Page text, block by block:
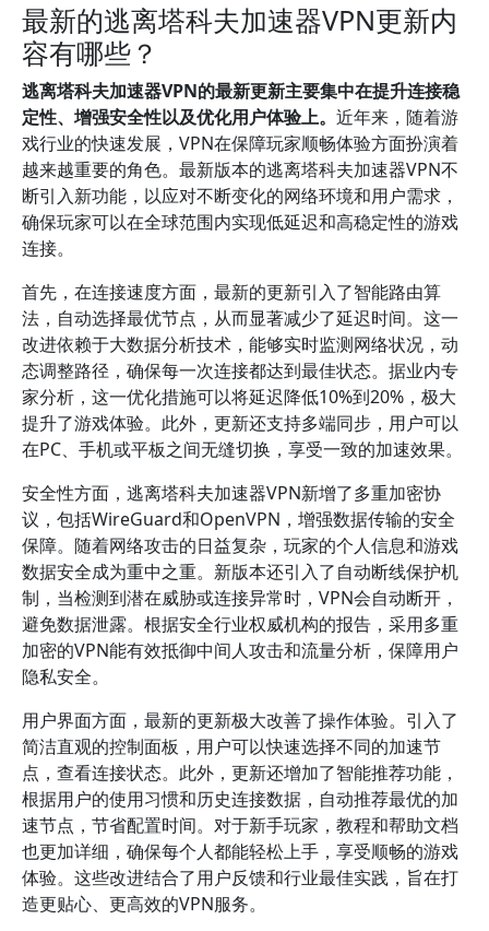
最新的逃离塔科夫加速器VPN更新内
容有哪些？
逃离塔科夫加速器VPN的最新更新主要集中在提升连接稳
定性、增强安全性以及优化用户体验上。 近年来，随着游
戏行业的快速发展，VPN在保障玩家顺畅体验方面扮演着
越来越重要的角色。最新版本的逃离塔科夫加速器VPN不
断引入新功能，以应对不断变化的网络环境和用户需求，
确保玩家可以在全球范围内实现低延迟和高稳定性的游戏
连接。
首先，在连接速度方面，最新的更新引入了智能路由算
法，自动选择最优节点，从而显著减少了延迟时间。这一
改进依赖于大数据分析技术，能够实时监测网络状况，动
态调整路径，确保每一次连接都达到最佳状态。据业内专
家分析，这一优化措施可以将延迟降低10%到20%，极大
提升了游戏体验。此外，更新还支持多端同步，用户可以
在PC、手机或平板之间无缝切换，享受一致的加速效果。
安全性方面，逃离塔科夫加速器VPN新增了多重加密协
议，包括WireGuard和OpenVPN，增强数据传输的安全
保障。随着网络攻击的日益复杂，玩家的个人信息和游戏
数据安全成为重中之重。新版本还引入了自动断线保护机
制，当检测到潜在威胁或连接异常时，VPN会自动断开，
避免数据泄露。根据安全行业权威机构的报告，采用多重
加密的VPN能有效抵御中间人攻击和流量分析，保障用户
隐私安全。
用户界面方面，最新的更新极大改善了操作体验。引入了
简洁直观的控制面板，用户可以快速选择不同的加速节
点，查看连接状态。此外，更新还增加了智能推荐功能，
根据用户的使用习惯和历史连接数据，自动推荐最优的加
速节点，节省配置时间。对于新手玩家，教程和帮助文档
也更加详细，确保每个人都能轻松上手，享受顺畅的游戏
体验。这些改进结合了用户反馈和行业最佳实践，旨在打
造更贴心、更高效的VPN服务。